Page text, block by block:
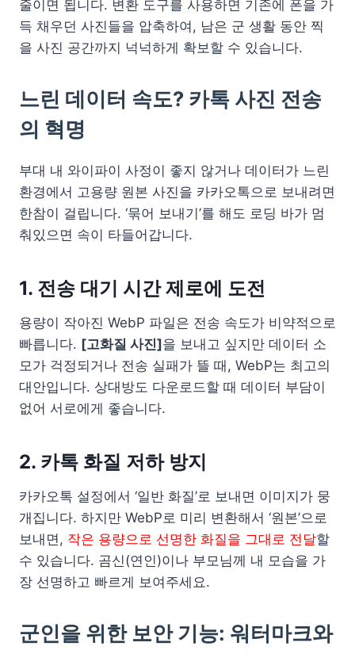
줄이면 됩니다. 변환 도구를 사용하면 기존에 폰을 가
득 채우던 사진들을 압축하여, 남은 군 생활 동안 찍
을 사진 공간까지 넉넉하게 확보할 수 있습니다.
느린 데이터 속도? 카톡 사진 전송
의 혁명
부대 내 와이파이 사정이 좋지 않거나 데이터가 느린
환경에서 고용량 원본 사진을 카카오톡으로 보내려면
한참이 걸립니다. ‘묶어 보내기’를 해도 로딩 바가 멈
춰있으면 속이 타들어갑니다.
1. 전송 대기 시간 제로에 도전
용량이 작아진 WebP 파일은 전송 속도가 비약적으로
빠릅니다. [고화질 사진]을 보내고 싶지만 데이터 소
모가 걱정되거나 전송 실패가 뜰 때, WebP는 최고의
대안입니다. 상대방도 다운로드할 때 데이터 부담이
없어 서로에게 좋습니다.
2. 카톡 화질 저하 방지
카카오톡 설정에서 ‘일반 화질’로 보내면 이미지가 뭉
개집니다. 하지만 WebP로 미리 변환해서 ‘원본’으로
보내면, 작은 용량으로 선명한 화질을 그대로 전달할
수 있습니다. 곰신(연인)이나 부모님께 내 모습을 가
장 선명하고 빠르게 보여주세요.
군인을 위한 보안 기능: 워터마크와